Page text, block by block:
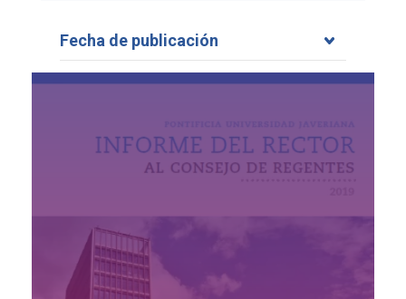
Fecha de publicación